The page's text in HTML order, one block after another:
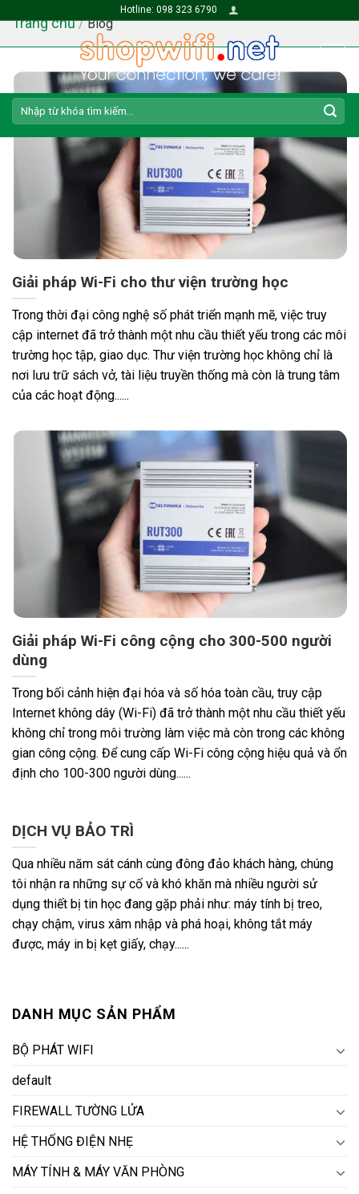
content
Hotline: 098 323 6790
Search
for:
Trang chủ/Blog
DANH MỤC SẢN PHẨM
BỘ PHÁT WIFI
default
FIREWALL TƯỜNG LỬA
HỆ THỐNG ĐIỆN NHẸ
MÁY TÍNH & MÁY VĂN PHÒNG
Giải pháp Wi-Fi cho thư viện trường học
Trong thời đại công nghệ số phát triển mạnh mẽ, việc truy
cập internet đã trở thành một nhu cầu thiết yếu trong các môi
trường học tập, giao dục. Thư viện trường học không chỉ là
nơi lưu trữ sách vở, tài liệu truyền thống mà còn là trung tâm
của các hoạt động......
Giải pháp Wi-Fi công cộng cho 300-500 người
dùng
Trong bối cảnh hiện đại hóa và số hóa toàn cầu, truy cập
Internet không dây (Wi-Fi) đã trở thành một nhu cầu thiết yếu
không chỉ trong môi trường làm việc mà còn trong các không
gian công cộng. Để cung cấp Wi-Fi công cộng hiệu quả và ổn
định cho 100-300 người dùng......
DỊCH VỤ BẢO TRÌ
Qua nhiều năm sát cánh cùng đông đảo khách hàng, chúng
tôi nhận ra những sự cố và khó khăn mà nhiều người sử
dụng thiết bị tin học đang gặp phải như: máy tính bị treo,
chạy chậm, virus xâm nhập và phá hoại, không tắt máy
được, máy in bị kẹt giấy, chạy......